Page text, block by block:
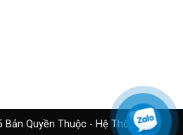
Bản Quyền Thuộc - Hệ Thống Cửa